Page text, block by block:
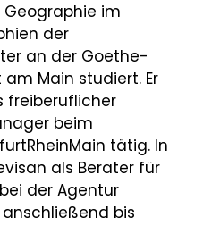
im
der
an der Goethe-
Main studiert. Er
freiberuflicher
beim
tätig. In
als Berater für
der Agentur
bis